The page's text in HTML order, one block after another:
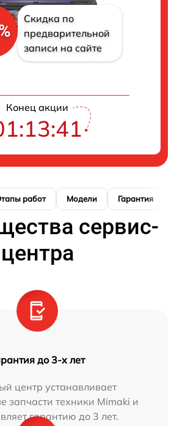
Скидка по
предварительной
записи на сайте
Конец акции
работ Модели Гарантия
сервис-
центра
до 3-х лет
центр устанавливает
запчасти техники Mimaki и
гарантию до 3 лет.